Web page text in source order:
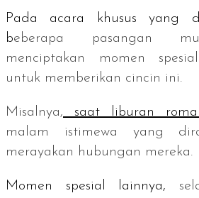
Pada acara khusus yang
beberapa pasangan
menciptakan momen
untuk memberikan cincin ini.
Misalnya, saat liburan
malam istimewa yang
merayakan hubungan mereka.
Momen spesial lainnya,